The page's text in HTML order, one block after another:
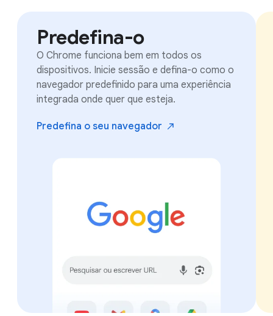
Predefina-o
O Chrome funciona bem em todos os
dispositivos. Inicie sessão e defina-o como o
navegador predefinido para uma experiência
integrada onde quer que esteja.
Predefina o seu navegador